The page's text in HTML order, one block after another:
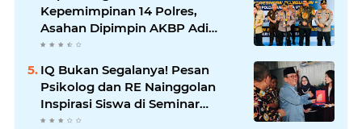
Kepemimpinan 14 Polres,
Asahan Dipimpin AKBP Adi
Dharma Pramudhita
IQ Bukan Segalanya! Pesan
Psikolog dan RE Nainggolan
Inspirasi Siswa di Seminar
MPKW